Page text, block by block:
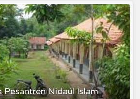
Pesantren Nidaúl Islam